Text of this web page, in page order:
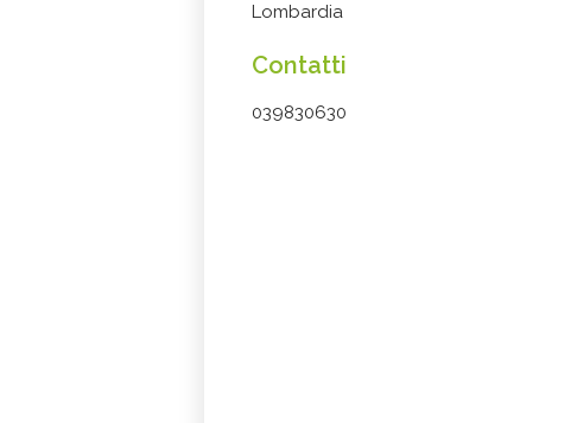
Lombardia
Contatti
039830630